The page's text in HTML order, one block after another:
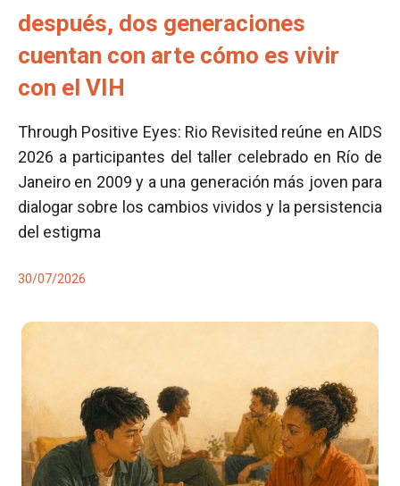
después, dos generaciones
cuentan con arte cómo es vivir
con el VIH
Through Positive Eyes: Rio Revisited reúne en AIDS
2026 a participantes del taller celebrado en Río de
Janeiro en 2009 y a una generación más joven para
dialogar sobre los cambios vividos y la persistencia
del estigma
30/07/2026